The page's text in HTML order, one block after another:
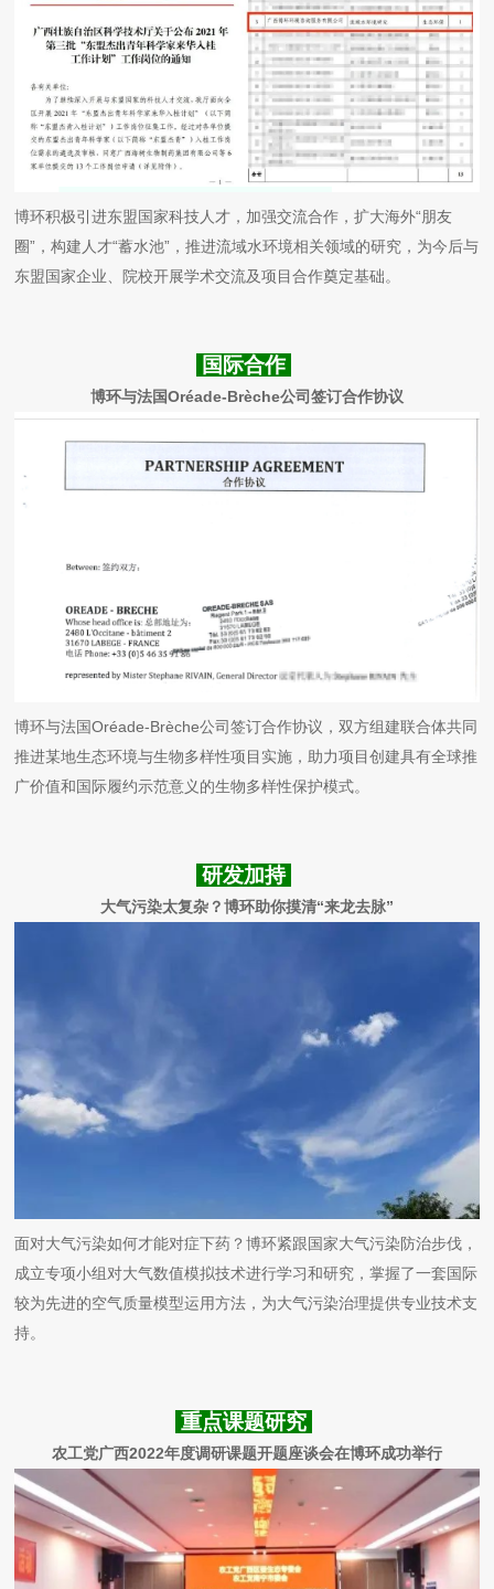
博环积极引进东盟国家科技人才，加强交流合作，扩大海外“朋友
圈”，构建人才“蓄水池”，推进流域水环境相关领域的研究，为今后与
东盟国家企业、院校开展学术交流及项目合作奠定基础。
国际合作
博环与法国Oréade-Brèche公司签订合作协议
博环与法国Oréade-Brèche公司签订合作协议，双方组建联合体共同
推进某地生态环境与生物多样性项目实施，助力项目创建具有全球推
广价值和国际履约示范意义的生物多样性保护模式。
研发加持
大气污染太复杂？博环助你摸清“来龙去脉”
面对大气污染如何才能对症下药？博环紧跟国家大气污染防治步伐，
成立专项小组对大气数值模拟技术进行学习和研究，掌握了一套国际
较为先进的空气质量模型运用方法，为大气污染治理提供专业技术支
持。
重点课题研究
农工党广西2022年度调研课题开题座谈会在博环成功举行